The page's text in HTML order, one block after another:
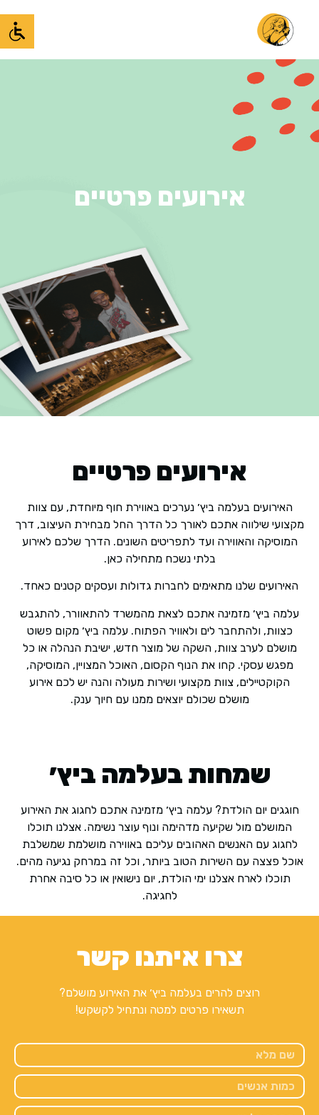
אירועים פרטיים
אירועים פרטיים
האירועים בעלמה ביץ׳ נערכים באווירת חוף מיוחדת, עם צוות
מקצועי שילווה אתכם לאורך כל הדרך החל מבחירת העיצוב, דרך
המוסיקה והאווירה ועד לתפריטים השונים. הדרך שלכם לאירוע
בלתי נשכח מתחילה כאן.
האירועים שלנו מתאימים לחברות גדולות ועסקים קטנים כאחד.
עלמה ביץ׳ מזמינה אתכם לצאת מהמשרד להתאוורר, להתגבש
כצוות, ולהתחבר לים ולאוויר הפתוח. עלמה ביץ׳ מקום פשוט
מושלם לערב צוות, השקה של מוצר חדש, ישיבת הנהלה או כל
מפגש עסקי. קחו את הנוף הקסום, האוכל המצויין, המוסיקה,
הקוקטיילים, צוות מקצועי ושירות מעולה והנה יש לכם אירוע
מושלם שכולם יוצאים ממנו עם חיוך ענק.
שמחות בעלמה ביץ׳
חוגגים יום הולדת? עלמה ביץ׳ מזמינה אתכם לחגוג את האירוע
המושלם מול שקיעה מדהימה ונוף עוצר נשימה. אצלנו תוכלו
לחגוג עם האנשים האהובים עליכם באווירה מושלמת שמשלבת
אוכל פצצה עם השירות הטוב ביותר, וכל זה במרחק נגיעה מהים.
תוכלו לארח אצלנו ימי הולדת, יום נישואין או כל סיבה אחרת
לחגיגה.
צרו איתנו קשר
רוצים להרים בעלמה ביץ׳ את האירוע מושלם?
תשאירו פרטים למטה ונתחיל לקשקש!